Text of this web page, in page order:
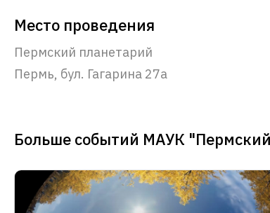
Место проведения
Пермский планетарий
Пермь, бул. Гагарина 27а
Больше событий МАУК